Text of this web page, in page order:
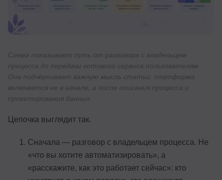
Схема показывает путь от разговора с владельцем
процесса до передачи готового сервиса пользователям.
Она подчёркивает важную мысль статьи: платформа
включается не в начале, а после описания процесса и
проектирования данных.
Цепочка выглядит так.
Сначала — разговор с владельцем процесса. Не
«что вы хотите автоматизировать», а
«расскажите, как это работает сейчас»: кто